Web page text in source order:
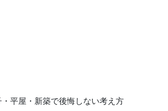
平屋・新築で後悔しない考え方